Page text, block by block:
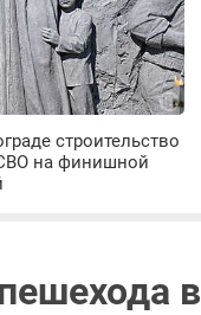
строительство
на финишной
в